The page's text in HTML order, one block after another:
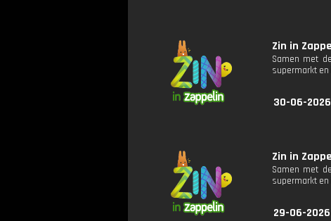
Zin in
Samen met
supermarkt
30-06-
Zin in
Samen met
supermarkt
29-06-2026